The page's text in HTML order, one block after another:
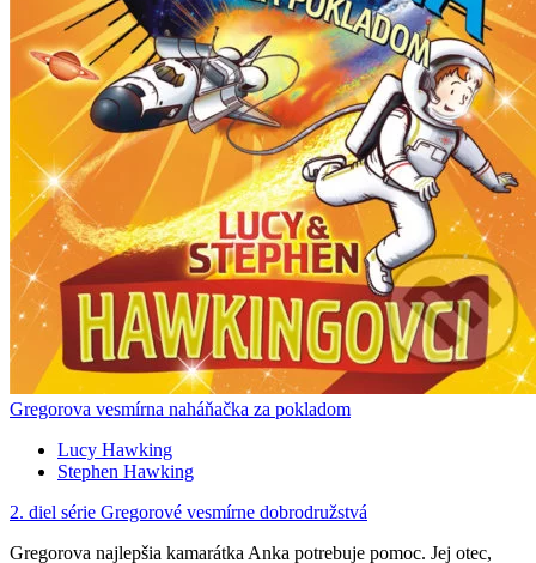
Gregorova vesmírna naháňačka za pokladom
Lucy Hawking
Stephen Hawking
2. diel série Gregorové vesmírne dobrodružstvá
Gregorova najlepšia kamarátka Anka potrebuje pomoc. Jej otec,